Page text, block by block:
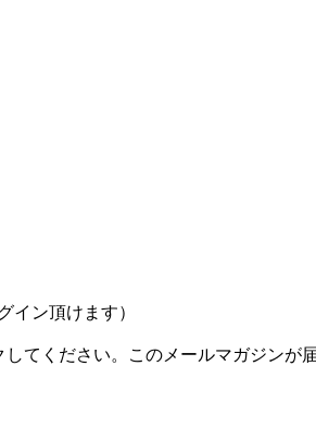
イン頂けます）
てください。このメールマガジン